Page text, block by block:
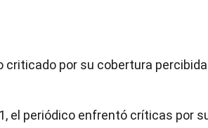
criticado por su cobertura
el periódico enfrentó críticas por